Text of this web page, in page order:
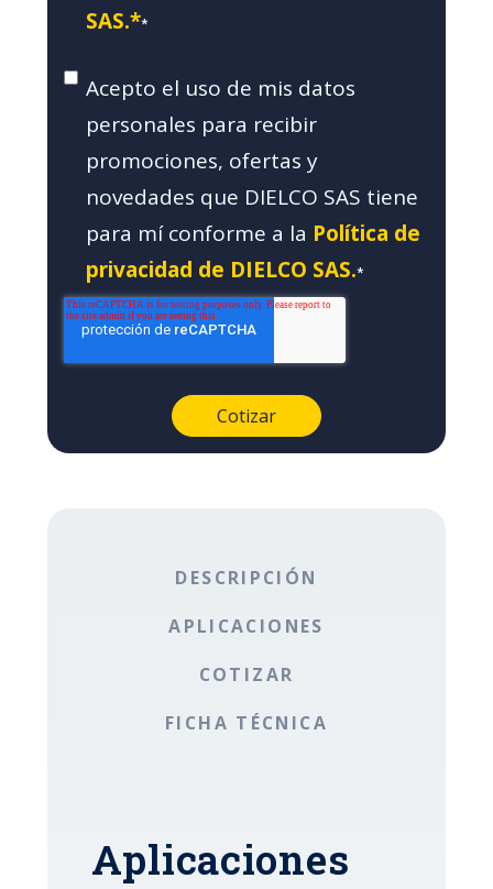
SAS.**
Acepto el uso de mis datos
personales para recibir
promociones, ofertas y
novedades que DIELCO SAS tiene
para mí conforme a la Política de
privacidad de DIELCO SAS.*
DESCRIPCIÓN
APLICACIONES
COTIZAR
FICHA TÉCNICA
Aplicaciones